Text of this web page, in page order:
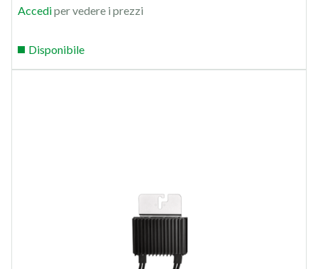
Accediper vedere i prezzi
Disponibile